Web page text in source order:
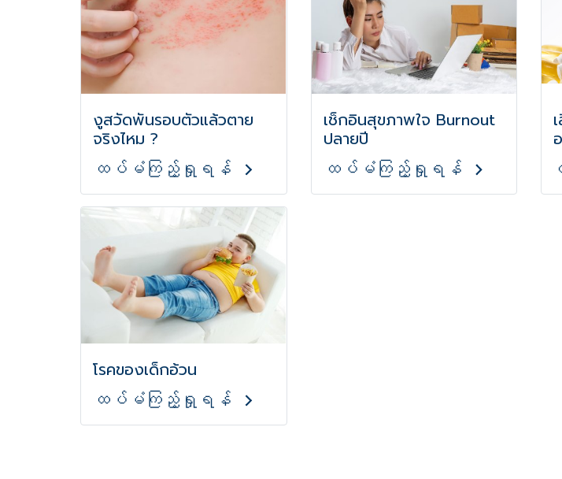
งูสวัดพันรอบตัวแล้วตาย
จริงไหม ?
ထပ်မံကြည့်ရှုရန်
เช็กอินสุขภาพใจ Burnout
ปลายปี
ထပ်မံကြည့်ရှုရန်
โรคของเด็กอ้วน
ထပ်မံကြည့်ရှုရန်